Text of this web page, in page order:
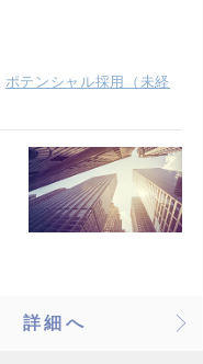
ポテンシャル採用（未経
詳細へ